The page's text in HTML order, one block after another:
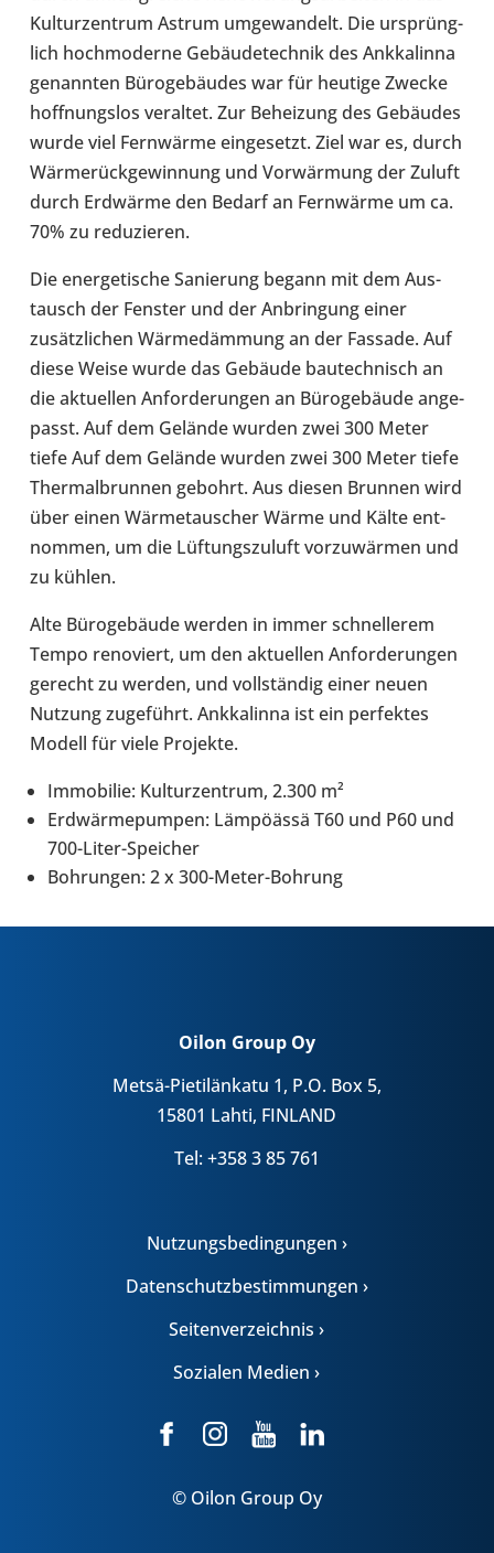
Kul­tur­zen­trum Astrum umge­wan­delt. Die ursprüng­
lich hoch­mo­derne Gebäu­de­tech­nik des Ank­ka­linna
genann­ten Büro­ge­bäu­des war für heutige Zwecke
hoff­nungs­los ver­al­tet. Zur Behei­zung des Gebäu­des
wurde viel Fern­wärme ein­ge­setzt. Ziel war es, durch
Wär­me­rück­ge­win­nung und Vor­wär­mung der Zuluft
durch Erd­wärme den Bedarf an Fern­wärme um ca.
70% zu redu­zie­ren.
Die ener­ge­ti­sche Sanie­rung begann mit dem Aus­
tausch der Fenster und der Anbrin­gung einer
zusätz­li­chen Wär­me­däm­mung an der Fassade. Auf
diese Weise wurde das Gebäude bau­tech­nisch an
die aktu­el­len Anfor­de­run­gen an Büro­ge­bäude ange­
passt. Auf dem Gelände wurden zwei 300 Meter
tiefe Auf dem Gelände wurden zwei 300 Meter tiefe
Ther­mal­brun­nen gebohrt. Aus diesen Brunnen wird
über einen Wär­me­tau­scher Wärme und Kälte ent­
nom­men, um die Lüf­tungs­zu­luft vor­zu­wär­men und
zu kühlen.
Alte Büro­ge­bäude werden in immer schnel­le­rem
Tempo reno­viert, um den aktu­el­len Anfor­de­run­gen
gerecht zu werden, und voll­stän­dig einer neuen
Nutzung zuge­führt. Ank­ka­linna ist ein per­fek­tes
Modell für viele Pro­jekte.
Immo­bi­lie: Kul­tur­zen­trum, 2.300 m²
Erd­wär­me­pum­pen: Läm­pöässä T60 und P60 und
700-​Liter-Speicher
Boh­run­gen: 2 x 300-​Meter-Bohrung
Oilon Group Oy
Metsä-Pietilänkatu 1, P.O. Box 5,
15801 Lahti, FINLAND
Tel: +358 3 85 761
Nutzungsbedingungen ›
Datenschutzbestimmungen ›
Seitenverzeichnis ›
Sozialen Medien ›
© Oilon Group Oy